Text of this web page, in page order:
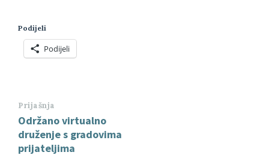
Podijeli
Podijeli
Prijašnja
Održano virtualno
druženje s gradovima
prijateljima